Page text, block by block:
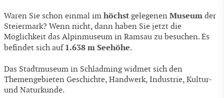
Waren Sie schon einmal im höchst gelegenen Museum der
Steiermark? Wenn nicht, dann haben Sie jetzt die
Möglichkeit das Alpinmuseum in Ramsau zu besuchen. Es
befindet sich auf1.638 m Seehöhe.
Das Stadtmuseum in Schladming widmet sich den
Themengebieten Geschichte, Handwerk, Industrie, Kultur-
und Naturkunde.